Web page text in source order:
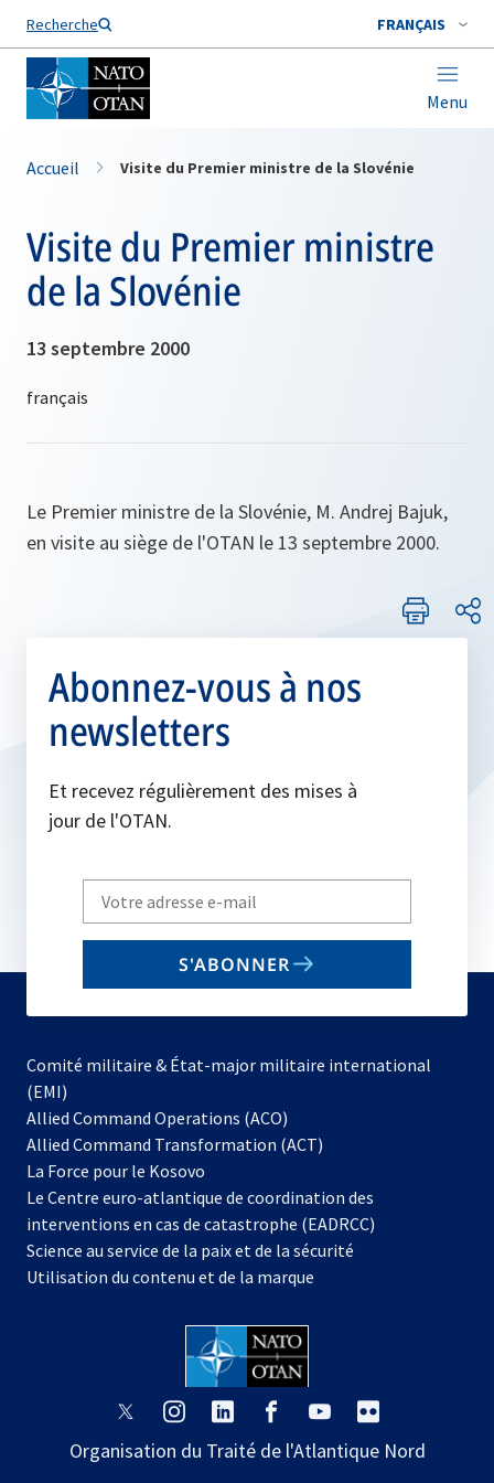
Recherche FRANÇAIS
Menu
Nom de famille*
Accueil Visite du Premier ministre de la Slovénie
Visite du Premier ministre
de la Slovénie
13 septembre 2000
Le Premier ministre de la Slovénie, M. Andrej Bajuk,
en visite au siège de l'OTAN le 13 septembre 2000.
Abonnez-vous à nos
newsletters
Et recevez régulièrement des mises à
jour de l'OTAN.
Write
your
email
S'ABONNER
Comité militaire & État-major militaire international
(EMI)
Allied Command Operations (ACO)
dans
nouvel
onglet
Allied Command Transformation (ACT)
La Force pour le Kosovo
dans
un
nouvel
onglet
Le Centre euro-atlantique de coordination des
interventions en cas de catastrophe (EADRCC)
Science au service de la paix et de la sécurité
Utilisation du contenu et de la marque
s’ouvre
un
s’ouvre
un
s’ouvre
un
s’ouvre
un
s’ouvre
un
un
Organisation du Traité de l'Atlantique Nord